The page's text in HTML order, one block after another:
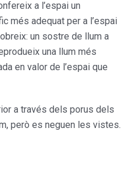
a l’espai un
més adequat per a l’espai
un sostre de llum a
una llum més
en valor de l’espai que
a través dels porus dels
però es neguen les vistes.